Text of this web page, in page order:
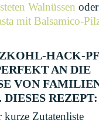
Walnüssen
mit Balsamico-
HACK-
AN DIE
VON
DIESES REZEPT:
kurze Zutatenliste